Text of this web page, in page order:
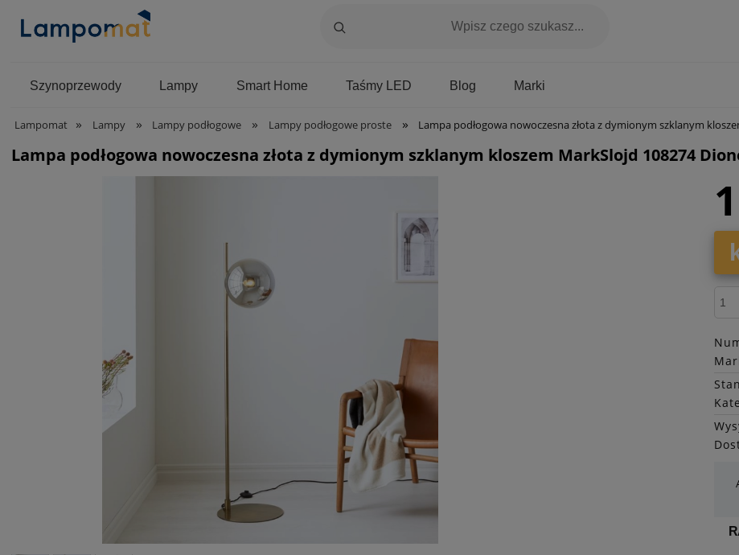
Szynoprzewody Lampy Smart Home Blog
Taśmy LED Marki
Lampomat » Lampy » Lampy podłogowe » Lampy podłogowe proste » Lampa podłogowa nowoczesna złota z dymionym szklanym kloszem MarkSlojd 108274
Lampa podłogowa nowoczesna złota z dymionym szklanym kloszem MarkSlojd 108274
Stan